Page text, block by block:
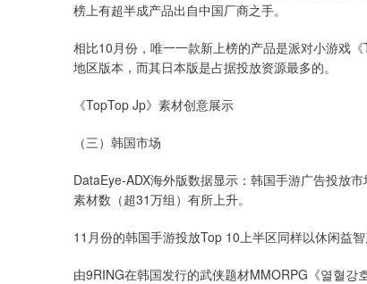
榜上有超半成产品出自中国厂商之手。
相比10月份，唯一一款新上榜的产品是派对小游戏
地区版本，而其日本版是占据投放资源最多的。
《TopTop Jp》素材创意展示
（三）韩国市场
DataEye-ADX海外版数据显示：韩国手游广告投放
素材数（超31万组）有所上升。
11月份的韩国手游投放Top 10上半区同样以休闲益
由9RING在韩国发行的武侠题材MMORPG《열혈